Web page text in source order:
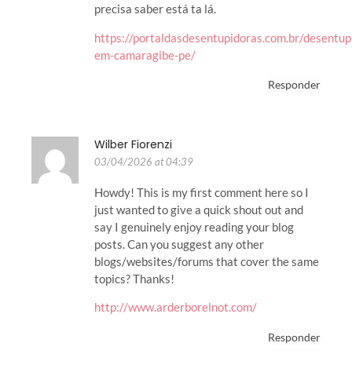
precisa saber está ta lá.
https://portaldasdesentupidoras.com.br/
em-camaragibe-pe/
Responder
Wilber Fiorenzi
03/04/2026 at 04:39
Howdy! This is my first comment here so I
just wanted to give a quick shout out and
say I genuinely enjoy reading your blog
posts. Can you suggest any other
blogs/websites/forums that cover the same
topics? Thanks!
http://www.arderborelnot.com/
Responder